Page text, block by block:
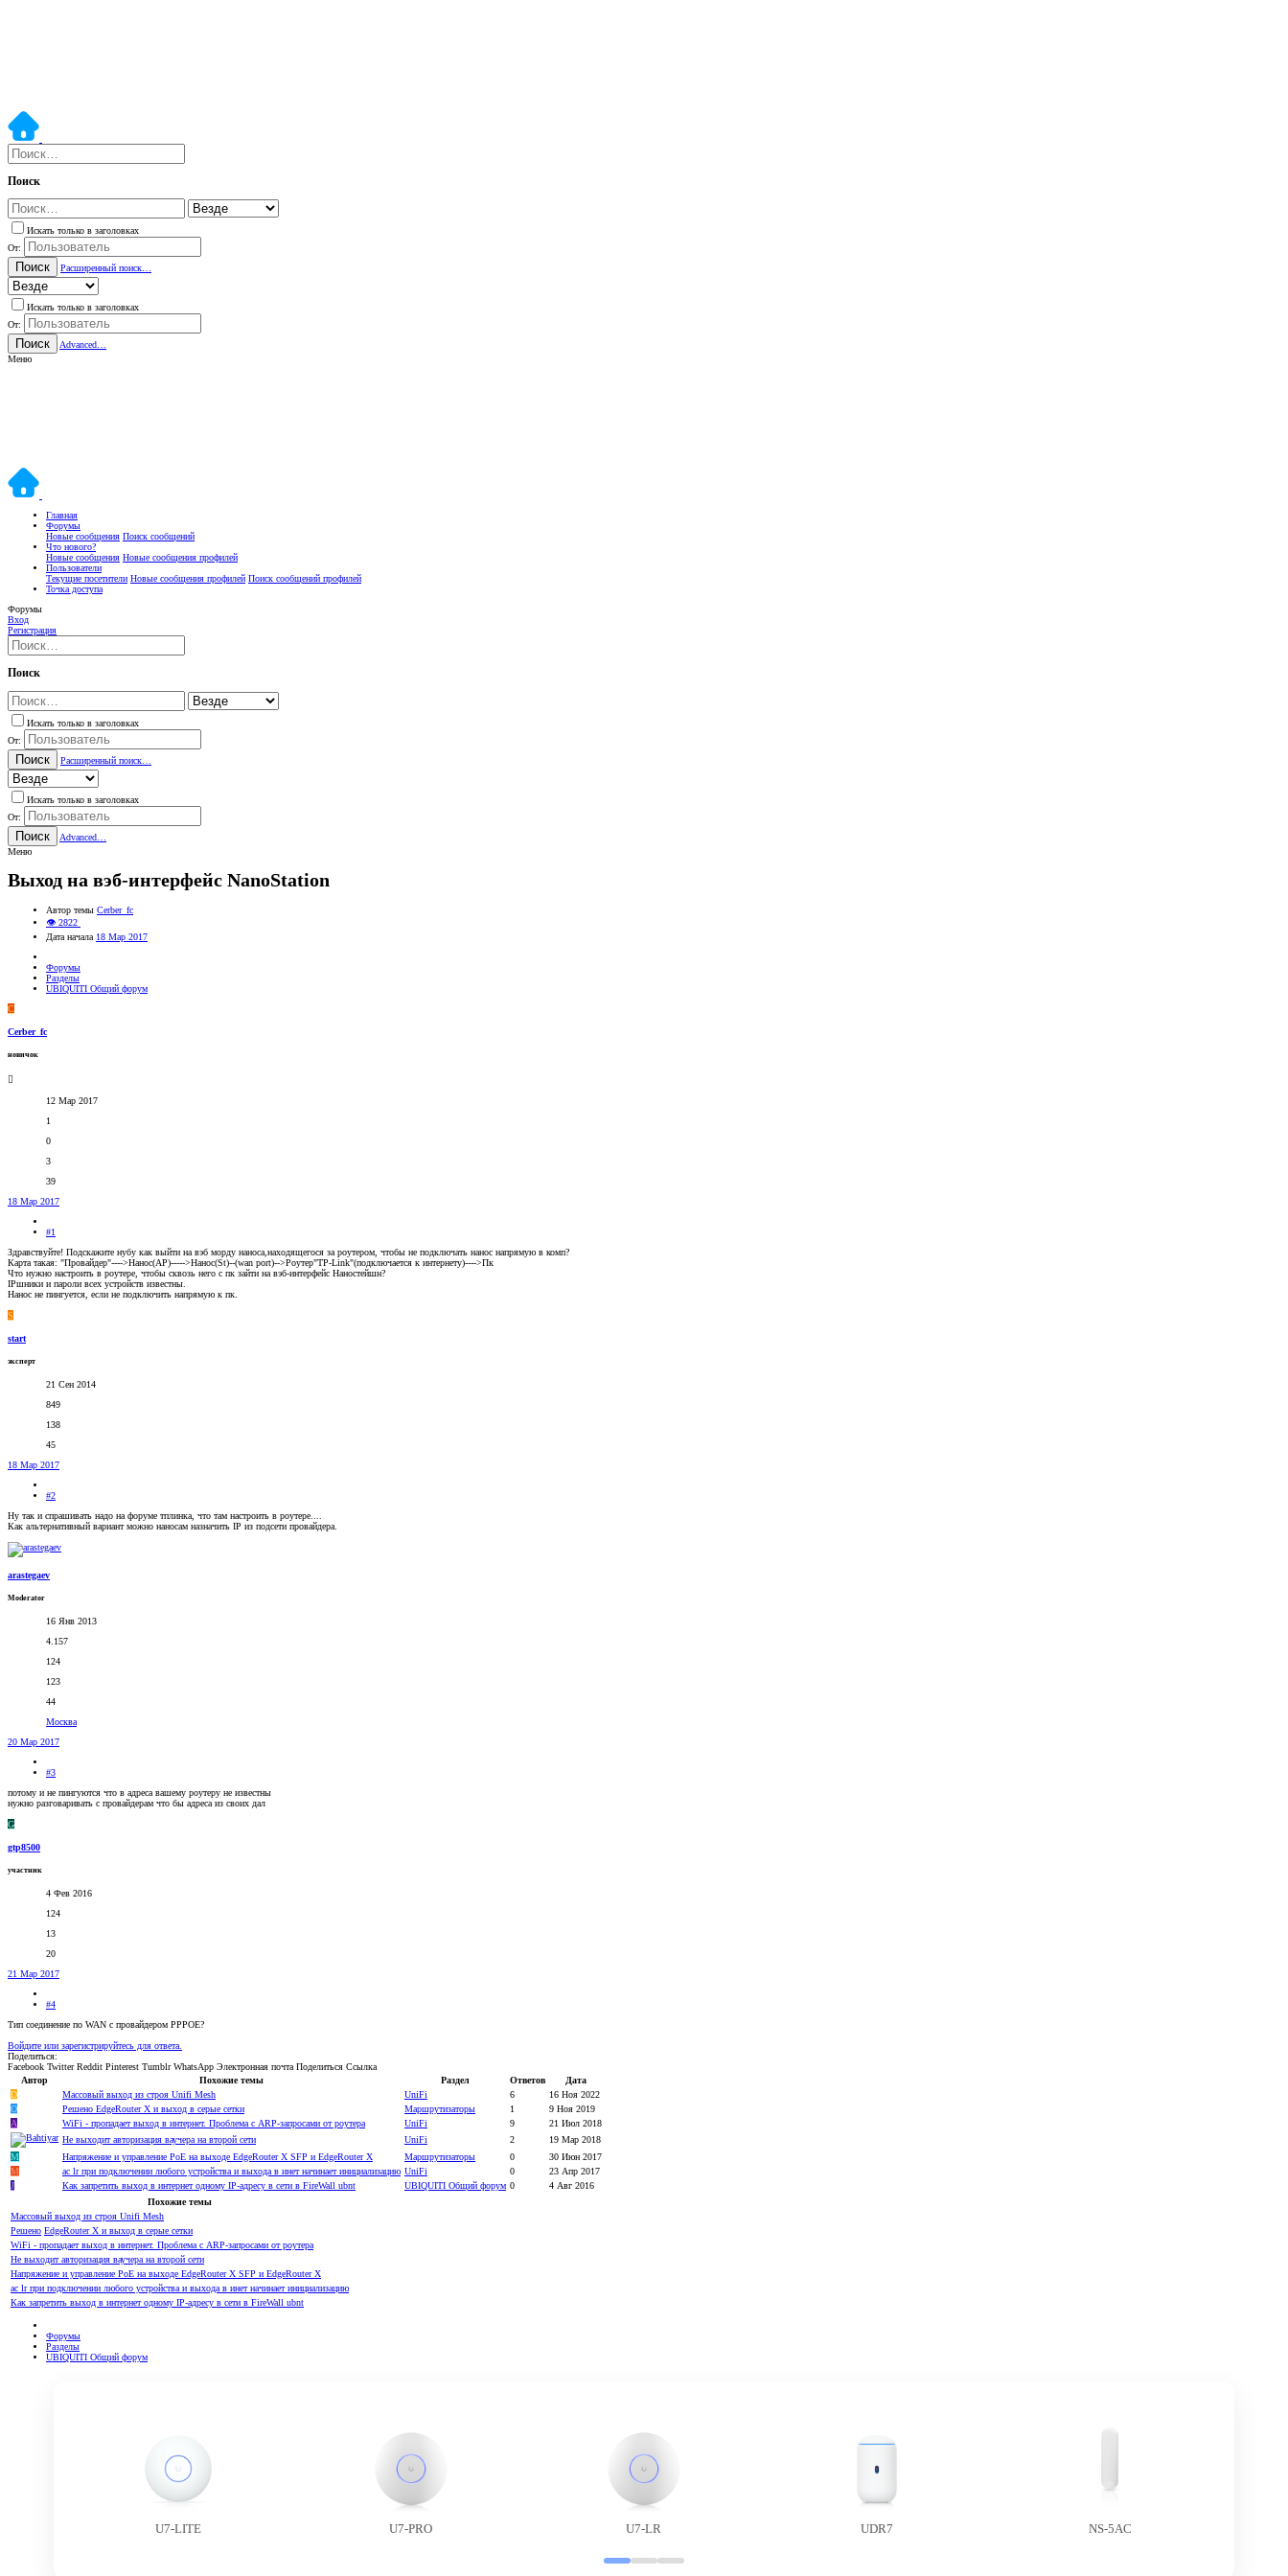
Поиск
Искать только в заголовках
От:
Поиск Расширенный поиск…
Искать только в заголовках
От:
Поиск
Advanced…
Меню
Главная
Форумы
Новые сообщения Поиск сообщений
Что нового?
Новые сообщения Новые сообщения профилей
Пользователи
Текущие посетители Новые сообщения профилей Поиск сообщений профилей
Точка доступа
Форумы
Вход
Регистрация
Поиск
Искать только в заголовках
От:
Поиск Расширенный поиск…
Искать только в заголовках
От:
Поиск
Advanced…
Меню
Выход на вэб-интерфейс NanoStation
Автор темы Cerber_fc
👁 2822
Дата начала 18 Мар 2017
Форумы
Разделы
UBIQUITI Общий форум
C
Cerber_fc
новичок
12 Мар 2017
1
0
3
39
18 Мар 2017
#1
Здравствуйте! Подскажите нубу как выйти на вэб морду наноса,находящегося за роутером, чтобы не подключать нанос напрямую в комп?
Карта такая: "Провайдер"---->Нанос(AP)----->Нанос(St)--(wan port)-->Роутер"TP-Link"(подключается к интернету)---->Пк
Что нужно настроить в роутере, чтобы сквозь него с пк зайти на вэб-интерфейс Наностейшн?
IPшники и пароли всех устройств известны.
Нанос не пингуется, если не подключить напрямую к пк.
S
start
эксперт
21 Сен 2014
849
138
45
18 Мар 2017
#2
Ну так и спрашивать надо на форуме тплинка, что там настроить в роутере....
Как альтернативный вариант можно наносам назначить IP из подсети провайдера.
arastegaev
Moderator
16 Янв 2013
4.157
124
123
44
Москва
20 Мар 2017
#3
потому и не пингуются что в адреса вашему роутеру не известны
нужно разговаривать с провайдерам что бы адреса из своих дал
G
gtp8500
участник
4 Фев 2016
124
13
20
21 Мар 2017
#4
Тип соединение по WAN с провайдером PPPOE?
Войдите или зарегистрируйтесь для ответа.
Поделиться:
Facebook Twitter Reddit Pinterest Tumblr WhatsApp Электронная почта Поделиться Ссылка
Автор
Похожие темы Раздел Ответов
Дата
D
Массовый выход из строя Unifi Mesh UniFi 6
16 Ноя 2022
O
Решено EdgeRouter X и выход в серые сетки Маршрутизаторы 1
9 Ноя 2019
A
WiFi - пропадает выход в интернет. Проблема с ARP-запросами от роутера UniFi 9
21 Июл 2018
Не выходит авторизация ваучера на второй сети
UniFi 2
19 Мар 2018
M
Напряжение и управление PoE на выходе EdgeRouter X SFP и EdgeRouter X Маршрутизаторы 0
30 Июн 2017
M
ac lr при подключении любого устройства и выхода в инет начинает инициализацию UniFi 0
23 Апр 2017
J
Как запретить выход в интернет одному IP-адресу в сети в FireWall ubnt UBIQUITI Общий форум 0
4 Авг 2016
Похожие темы
Массовый выход из строя Unifi Mesh
Решено EdgeRouter X и выход в серые сетки
WiFi - пропадает выход в интернет. Проблема с ARP-запросами от роутера
Не выходит авторизация ваучера на второй сети
Напряжение и управление PoE на выходе EdgeRouter X SFP и EdgeRouter X
ac lr при подключении любого устройства и выхода в инет начинает инициализацию
Как запретить выход в интернет одному IP-адресу в сети в FireWall ubnt
Форумы
Разделы
UBIQUITI Общий форум
U7-LITE U7-PRO U7-LR UDR7 NS-5AC